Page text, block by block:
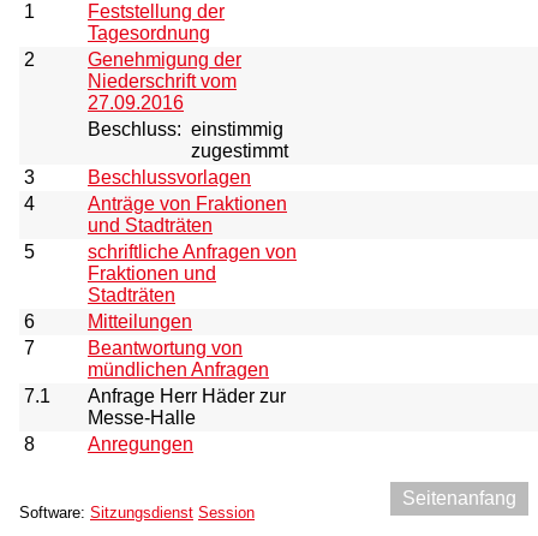
1
Feststellung der
Tagesordnung
2
Genehmigung der
Niederschrift vom
27.09.2016
Beschluss: einstimmig
zugestimmt
3
Beschlussvorlagen
4
Anträge von Fraktionen
und Stadträten
5
schriftliche Anfragen von
Fraktionen und
Stadträten
6
Mitteilungen
7
Beantwortung von
mündlichen Anfragen
7.1
Anfrage Herr Häder zur
Messe-Halle
8
Anregungen
Seitenanfang
Software: Sitzungsdienst Session